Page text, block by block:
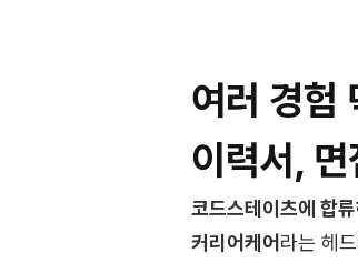
여러 경험
이력서,
코드스테이츠에 합
커리어케어 라는 헤